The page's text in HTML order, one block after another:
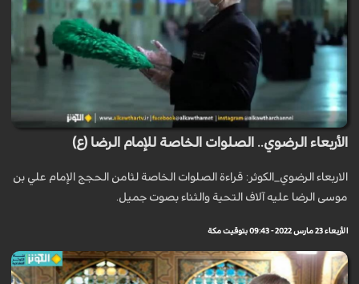
الأربعاء الرضوي.. الصلوات الخاصة للإمام الرضا (ع)
الاربعاء الرضوي_الكوثر: قراءة الصلوات الخاصة لثامن الحجج الإمام علي بن
موسى الرضا عليه آلاف التحية والثناء بصوت جميل.
الأربعاء 23 مارس 2022 - 09:43 بتوقيت مكة